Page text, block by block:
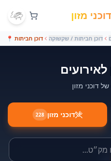
מזון
דוכן חביתות / שקשוקה דוכן חביתות 📍
לאירועים
דוכני מזון 228